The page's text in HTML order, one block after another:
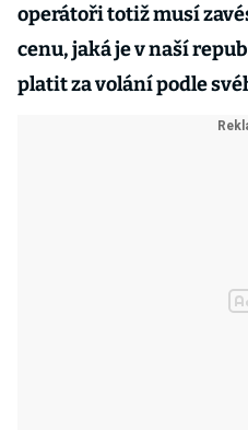
operátoři totiž musí
cenu, jaká je v naší
platit za volání podle